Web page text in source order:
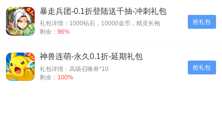
抢礼包
暴走兵团-0.1折登陆送千抽-冲刺礼包
礼包详情：1000钻石，10000金币，精灵长袍
剩余： 96%
抢礼包
神兽连萌-永久0.1折-延期礼包
礼包详情：高级召唤券*10
剩余： 100%